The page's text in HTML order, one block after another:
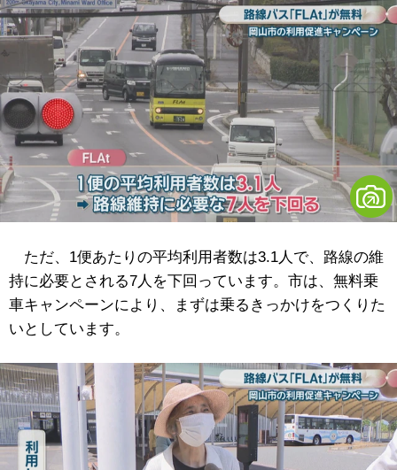
ただ、1便あたりの平均利用者数は3.1人で、路線の維
持に必要とされる7人を下回っています。市は、無料乗
車キャンペーンにより、まずは乗るきっかけをつくりた
いとしています。